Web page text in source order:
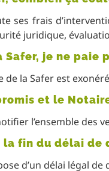
ses frais
juridique,
Safer, je ne
de la Safer est
et le
l’ensemble des
fin du délai de
d’un délai légal